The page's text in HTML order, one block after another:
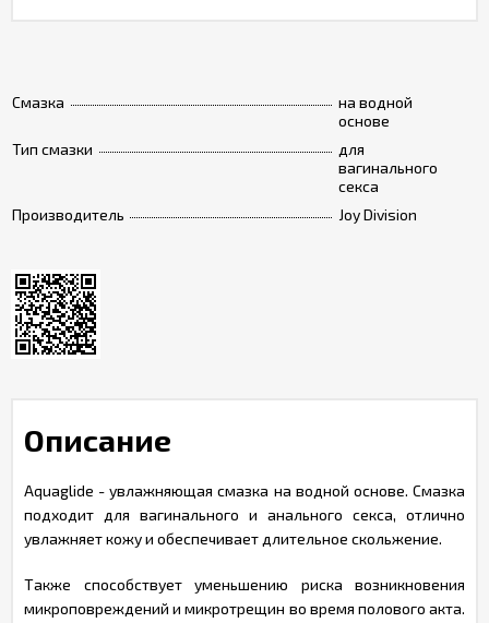
Смазка
на водной
основе
Тип смазки
для
вагинального
секса
Производитель
Joy Division
Описание
Aquaglide - увлажняющая смазка на водной основе. Смазка
подходит для вагинального и анального секса, отлично
увлажняет кожу и обеспечивает длительное скольжение.
Также способствует уменьшению риска возникновения
микроповреждений и микротрещин во время полового акта.